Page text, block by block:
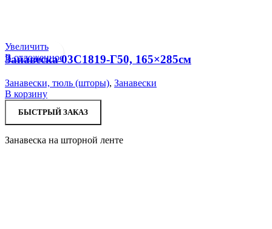
Увеличить
В отложенное
Занавеска 03С1819-Г50, 165×285см
Занавески, тюль (шторы), Занавески
В корзину
БЫСТРЫЙ ЗАКАЗ
Занавеска на шторной ленте